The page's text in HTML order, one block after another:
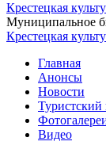
Крестецкая
Муниципальное
Крестецкая
Главная
Анонсы
Новости
Видео